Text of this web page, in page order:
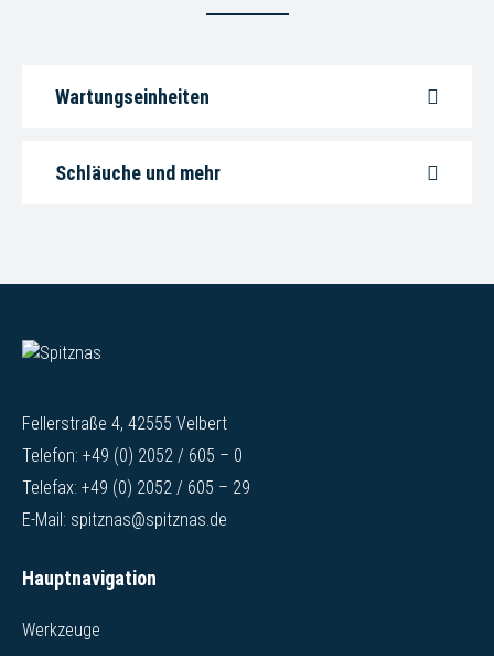
Wartungseinheiten
Schläuche und mehr
Fellerstraße 4, 42555 Velbert
Telefon: +49 (0) 2052 / 605 – 0
Telefax: +49 (0) 2052 / 605 – 29
E-Mail: spitznas@spitznas.de
Hauptnavigation
Werkzeuge